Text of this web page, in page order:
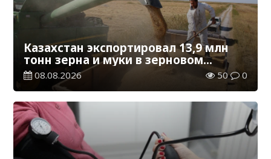
Казахстан экспортировал 13,9 млн
тонн зерна и муки в зерновом
эквиваленте
08.08.2026 50 0